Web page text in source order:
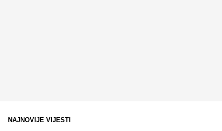
NAJNOVIJE VIJESTI